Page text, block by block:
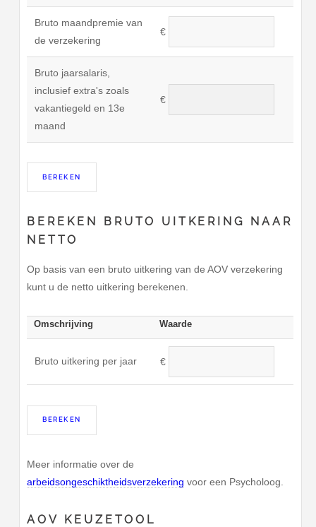
Bruto maandpremie van
de verzekering
€
Bruto jaarsalaris,
inclusief extra's zoals
vakantiegeld en 13e
maand
€
BEREKEN BRUTO UITKERING NAAR
NETTO
Op basis van een bruto uitkering van de AOV verzekering
kunt u de netto uitkering berekenen.
Omschrijving Waarde
Bruto uitkering per jaar €
Meer informatie over de
arbeidsongeschiktheidsverzekering voor een Psycholoog.
AOV KEUZETOOL